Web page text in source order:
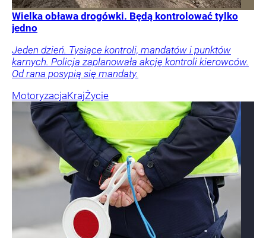
Wielka obława drogówki. Będą kontrolować tylko
jedno
Jeden dzień. Tysiące kontroli, mandatów i punktów
karnych. Policja zaplanowała akcję kontroli kierowców.
Od rana posypią się mandaty.
MotoryzacjaKrajŻycie